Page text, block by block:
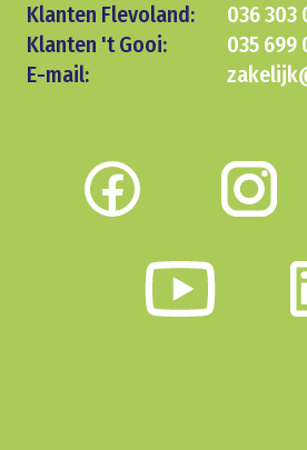
Klanten Flevoland:
036 303
Klanten 't Gooi:
035 699
E-mail: